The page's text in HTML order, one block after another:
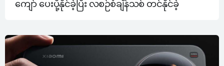
ကျော် ပေးပို့နိုင်ခဲ့ပြီး လစဉ်စံချိန်သစ် တင်နိုင်ခဲ့